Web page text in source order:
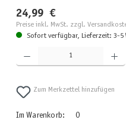
24,99 €
Preise inkl. MwSt. zzgl.
Sofort verfügbar, Lieferzeit: 3-5
Produkt Anzahl: Gib den gewünschten Wert
Zum Merkzettel hinzufügen
Im Warenkorb:
0